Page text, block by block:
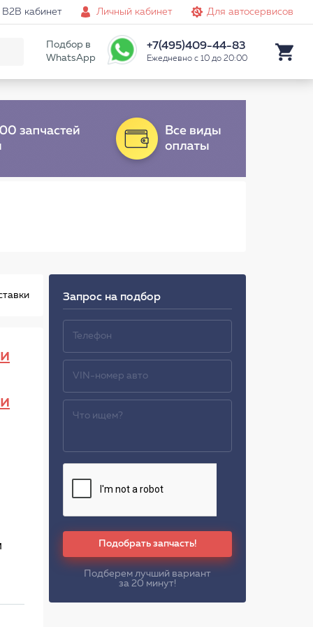
B2B кабинет Личный кабинет Для автосервисов
Подбор в
WhatsApp
+7(495)409-44-83
Ежедневно с 10 до 20:00
Запрос на подбор
Подобрать запчасть!
Подберем лучший вариант
за 20 минут!